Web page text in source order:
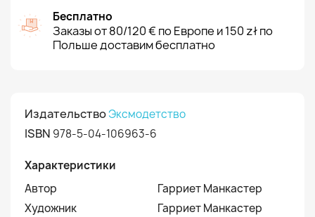
Бесплатно
Заказы от 80/120 € по Европе и 150 zł по
Польше доставим бесплатно
ИздательствоЭксмодетство
ISBN 978-5-04-106963-6
Характеристики
Автор
Гарриет Манкастер
Художник
Гарриет Манкастер